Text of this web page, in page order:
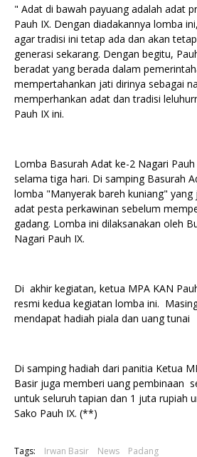
" Adat di bawah payuang adalah adat
Pauh IX. Dengan diadakannya lomba
agar tradisi ini tetap ada dan akan
generasi sekarang. Dengan begitu,
beradat yang berada dalam
mempertahankan jati dirinya sebagai
memperhankan adat dan tradisi
Pauh IX ini.
Lomba Basurah Adat ke-2 Nagari
selama tiga hari. Di samping Basurah
lomba "Manyerak bareh kuniang" yang
adat pesta perkawinan sebelum
gadang. Lomba ini dilaksanakan oleh
Nagari Pauh IX.
Di akhir kegiatan, ketua MPA KAN
resmi kedua kegiatan lomba ini.
mendapat hadiah piala dan uang tunai
Di samping hadiah dari panitia Ketua
Basir juga memberi uang pembinaan
untuk seluruh tapian dan 1 juta rupiah
Sako Pauh IX. (**)
Tags: Irwan Basir News Padang